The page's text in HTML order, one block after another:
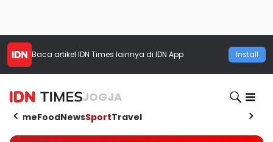
Baca artikel IDN Times lainnya di IDN App Install
JOGJA
HomeFoodNewsSportTravel